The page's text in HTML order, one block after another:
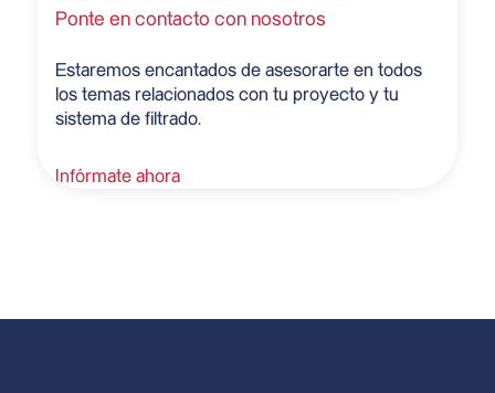
Ponte en contacto con nosotros
Estaremos encantados de asesorarte en todos
los temas relacionados con tu proyecto y tu
sistema de filtrado.
Infórmate ahora